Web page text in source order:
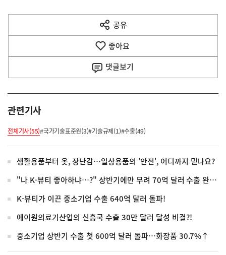
다
음
공유
열
기
좋아요
댓글보기
관련기사
전체기사(55)#국가기술표준원(3)#기술규제(1)#수출(49)
생활용품부터 옷, 장난감…일상용품의 '안전', 어디까지 믿나요?
"나 K-뷰티 좋아하냐…?" 상반기에만 무려 70억 달러 수출 완료!
K-뷰티가 이끈 중소기업 수출 640억 달러 돌파!
에이원의료기산업의 신흥국 수출 30만 달러 달성 비결?!
중소기업 상반기 수출 첫 600억 달러 돌파…화장품 30.7%↑